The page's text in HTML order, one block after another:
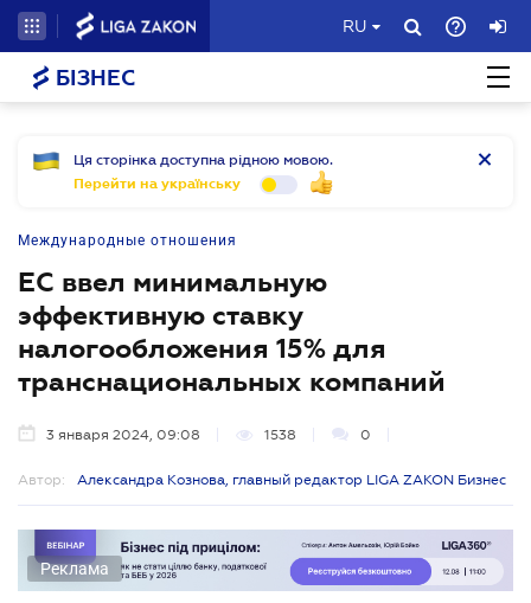
RU
БІЗНЕС
Ця сторінка доступна рідною мовою.
Перейти на українську
Международные отношения
ЕС ввел минимальную
эффективную ставку
налогообложения 15% для
транснациональных компаний
3 января 2024, 09:08 1538 0
Автор: Александра Кознова, главный редактор LIGA ZAKON Бизнес
Реклама